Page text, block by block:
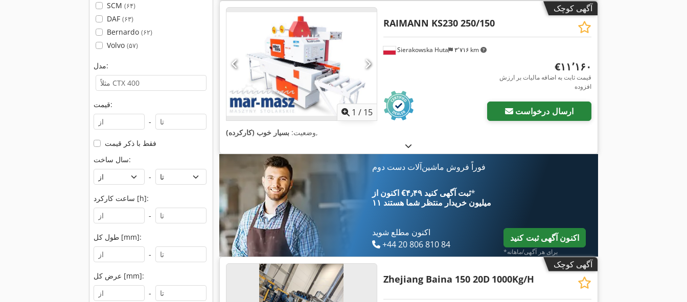
SCM (۶۴)
DAF (۶۳)
Bernardo (۶۲)
Volvo (۵۷)
مدل:
قیمت:
-
فقط با ذکر قیمت
سال ساخت:
-
ساعت کارکرد [h]:
-
طول کل [mm]:
-
عرض کل [mm]:
-
آگهی کوچک
1 / 15
Sierakowska Huta ۳٬۷۱۶ km
RAIMANN KS230 250/150
‎€۱۱٬۱۶۰
قیمت ثابت به اضافه مالیات بر ارزش
افزوده
ارسال درخواست
وضعیت: بسیار خوب (کارکرده) ,
فوراً فروش ماشین‌آلات دست دوم
اکنون از ‎€۴٫۴۹ ثبت آگهی کنید*
۱۱ میلیون خریدار منتظر شما هستند
اکنون مطلع شوید
+44 20 806 810 84
اکنون آگهی ثبت کنید
*برای هر آگهی/ماهانه
آگهی کوچک
Zhejiang Baina 150 20D 1000Kg/H